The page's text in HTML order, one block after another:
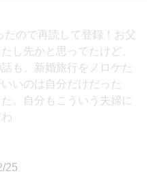
たので再読して登録！お父
し先かと思ってたけど、
も、新婚旅行をノロケた
いのは自分だけだった
。自分もこういう夫婦に
25